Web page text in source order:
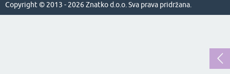
Copyright © 2013 - 2026 Znatko d.o.o. Sva prava pridržana.